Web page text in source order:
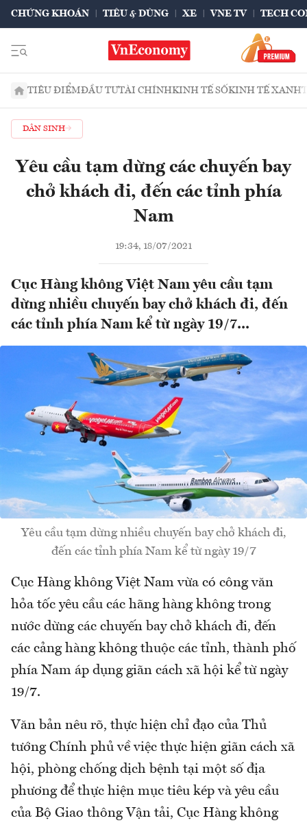
CHỨNG KHOÁN TIÊU & DÙNG XE VNE TV TECH
TIÊU ĐIỂMĐẦU TƯTÀI CHÍNHKINH TẾ SỐKINH TẾ XANH
DÂN SINH
Yêu cầu tạm dừng các chuyến bay
chở khách đi, đến các tỉnh phía
Nam
19:34, 18/07/2021
Cục Hàng không Việt Nam yêu cầu tạm
dừng nhiều chuyến bay chở khách đi, đến
các tỉnh phía Nam kể từ ngày 19/7...
Yêu cầu tạm dừng nhiều chuyến bay chở khách đi,
đến các tỉnh phía Nam kể từ ngày 19/7
Cục Hàng không Việt Nam vừa có công văn
hỏa tốc yêu cầu các hãng hàng không trong
nước dừng các chuyến bay chở khách đi, đến
các cảng hàng không thuộc các tỉnh, thành phố
phía Nam áp dụng giãn cách xã hội kể từ ngày
19/7.
Văn bản nêu rõ, thực hiện chỉ đạo của Thủ
tướng Chính phủ về việc thực hiện giãn cách xã
hội, phòng chống dịch bệnh tại một số địa
phương để thực hiện mục tiêu kép và yêu cầu
của Bộ Giao thông Vận tải, Cục Hàng không